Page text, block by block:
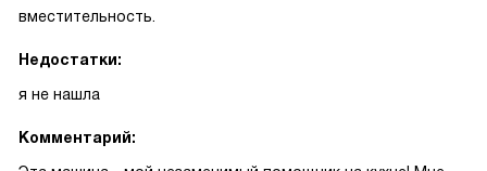
вместительность.
Недостатки:
я не нашла
Комментарий: